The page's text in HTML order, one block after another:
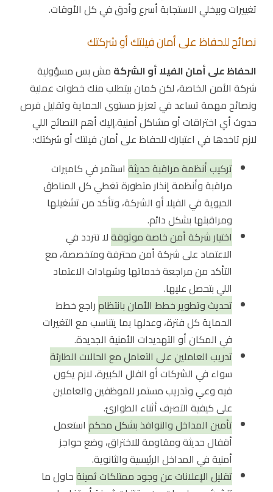
تغييرات وبيخلي الاستجابة أسرع وأدق في كل الأوقات.
نصائح للحفاظ على أمان فيلتك أو شركتك
الحفاظ على أمان الفيلا أو الشركة مش بس مسؤولية
شركة الأمن الخاصة، لكن كمان بيتطلب منك خطوات عملية
ونصائح مهمة تساعد في تعزيز مستوى الحماية وتقليل فرص
حدوث أي اختراقات أو مشاكل أمنية.إليك أهم النصائح اللي
لازم تاخدها في اعتبارك للحفاظ على أمان فيلتك أو شركتك:
تركيب أنظمة مراقبة حديثة استثمر في كاميرات
مراقبة وأنظمة إنذار متطورة تغطي كل المناطق
الحيوية في الفيلا أو الشركة، وتأكد من تشغيلها
ومراقبتها بشكل دائم.
اختيار شركة أمن خاصة موثوقةلا تتردد في
الاعتماد على شركة أمن محترفة ومتخصصة، مع
التأكد من مراجعة خدماتها وشهادات الاعتماد
اللي بتحصل عليها.
تحديث وتطوير خطط الأمان بانتظام راجع خطط
الحماية كل فترة، وعدلها بما يتناسب مع التغيرات
في المكان أو التهديدات الأمنية الجديدة.
تدريب العاملين على التعامل مع الحالات الطارئة
سواء في الشركات أو الفلل الكبيرة، لازم يكون
فيه وعي وتدريب مستمر للموظفين والعاملين
على كيفية التصرف أثناء الطوارئ.
تأمين المداخل والنوافذ بشكل محكم استعمل
أقفال حديثة ومقاومة للاختراق، وضع حواجز
أمنية في المداخل الرئيسية والثانوية.
تقليل الإعلانات عن وجود ممتلكات ثمينةحاول ما